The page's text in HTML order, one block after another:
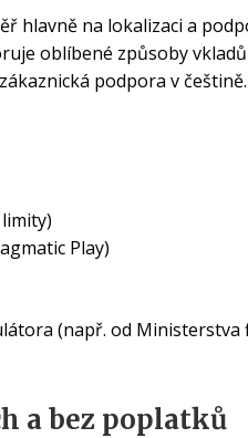
hlavně na lokalizaci a
oblíbené způsoby
podpora v češtině.
Play)
(např. od Ministerstva
a bez poplatků